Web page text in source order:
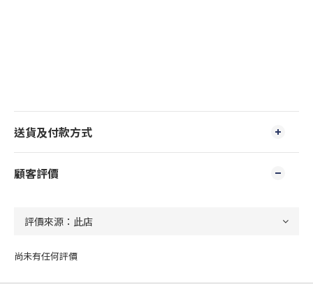
送貨及付款方式
顧客評價
尚未有任何評價